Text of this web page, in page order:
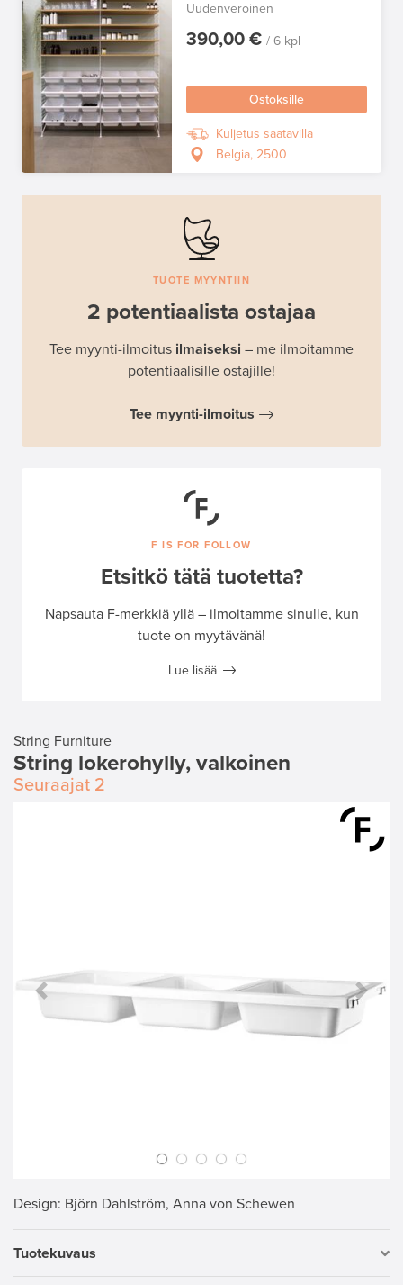
String Furniture
String lokerohylly, valkoinen
Seuraajat 2
Previous Slide Next
Design: Björn Dahlström, Anna von Schewen
Tuotekuvaus
Uudenveroinen
390,00 € / 6 kpl
Ostoksille
Kuljetus saatavilla
Belgia, 2500
TUOTE MYYNTIIN
2 potentiaalista ostajaa
Tee myynti-ilmoitus ilmaiseksi – me ilmoitamme
potentiaalisille ostajille!
Tee myynti-ilmoitus
F IS FOR FOLLOW
Etsitkö tätä tuotetta?
Napsauta F-merkkiä yllä – ilmoitamme sinulle, kun
tuote on myytävänä!
Lue lisää